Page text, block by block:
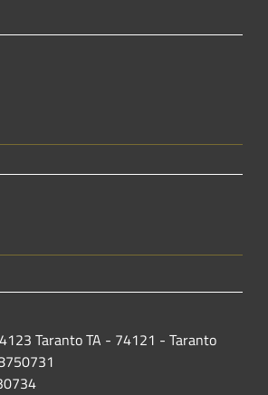
Taranto TA - 74121 - Taranto